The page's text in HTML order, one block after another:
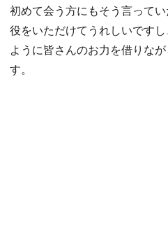
初めて会う方にもそう言って
役をいただけてうれしいです
ように皆さんのお力を借りな
す。